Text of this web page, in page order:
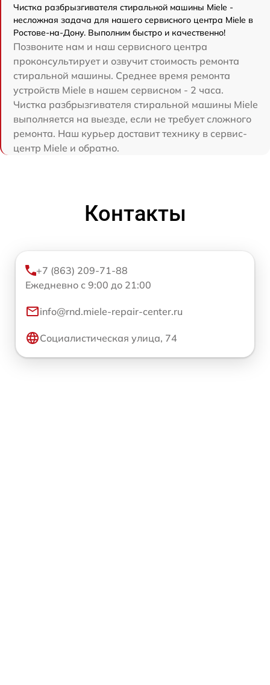
Чистка разбрызгивателя стиральной машины Miele -
несложная задача для нашего сервисного центра Miele в
Ростове-на-Дону. Выполним быстро и качественно!
Позвоните нам и наш сервисного центра
проконсультирует и озвучит стоимость ремонта
стиральной машины. Среднее время ремонта
устройств Miele в нашем сервисном - 2 часа.
Чистка разбрызгивателя стиральной машины Miele
выполняется на выезде, если не требует сложного
ремонта. Наш курьер доставит технику в сервис-
центр Miele и обратно.
Контакты
+7 (863) 209-71-88
Ежедневно с 9:00 до 21:00
info@rnd.miele-repair-center.ru
Социалистическая улица, 74